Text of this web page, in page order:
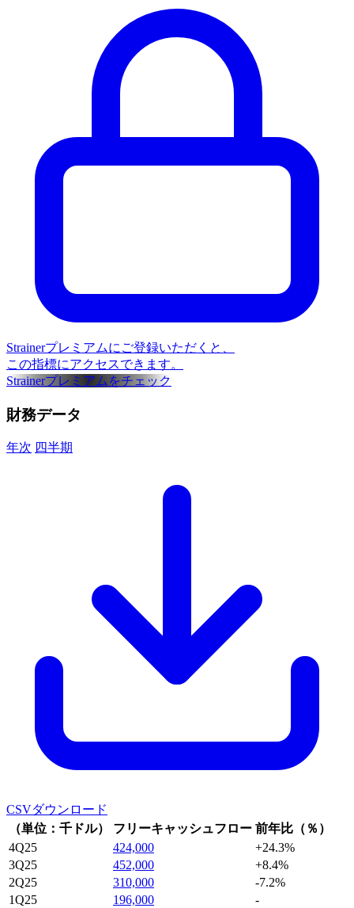
Strainerプレミアムにご登録いただくと、
この指標にアクセスできます。
Strainerプレミアムをチェック
財務データ
年次 四半期
CSVダウンロード
（単位：千ドル）
フリーキャッシュフロー 前年比（％）
4Q25
424,000
+24.3%
3Q25
452,000
+8.4%
2Q25
310,000
-7.2%
1Q25
196,000 -